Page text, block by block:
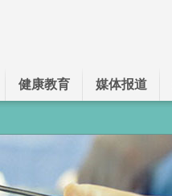
健康教育 媒体报道